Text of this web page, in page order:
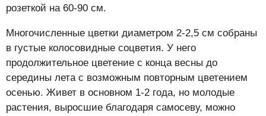
розеткой на 60-90 см.
Многочисленные цветки диаметром 2-2,5 см собраны
в густые колосовидные соцветия. У него
продолжительное цветение с конца весны до
середины лета с возможным повторным цветением
осенью. Живет в основном 1-2 года, но молодые
растения, выросшие благодаря самосеву, можно